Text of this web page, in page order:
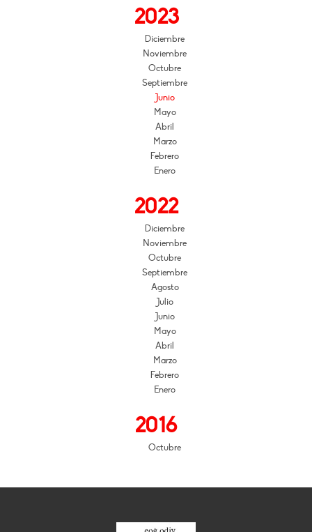
2023
Diciembre
Noviembre
Octubre
Septiembre
Junio
Mayo
Abril
Marzo
Febrero
Enero
2022
Diciembre
Noviembre
Octubre
Septiembre
Agosto
Julio
Junio
Mayo
Abril
Marzo
Febrero
Enero
2016
Octubre